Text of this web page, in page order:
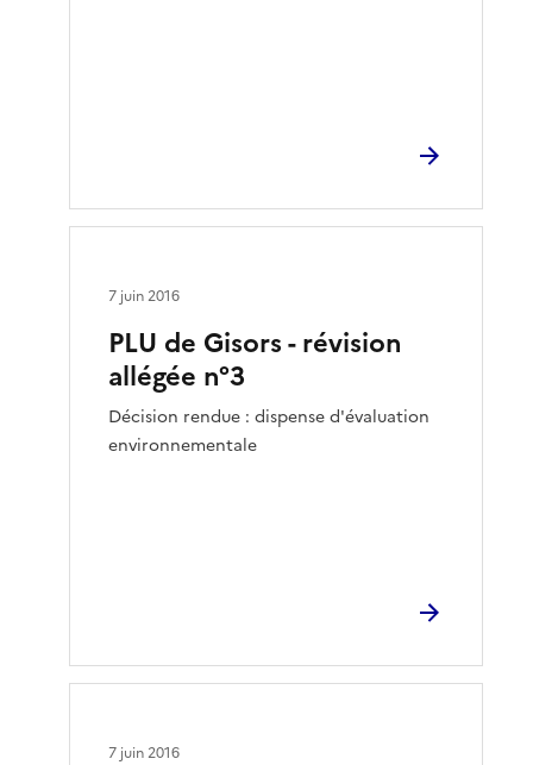
PLU de Gisors - révision
allégée n°3
Décision rendue : dispense d'évaluation
environnementale
7 juin 2016
7 juin 2016